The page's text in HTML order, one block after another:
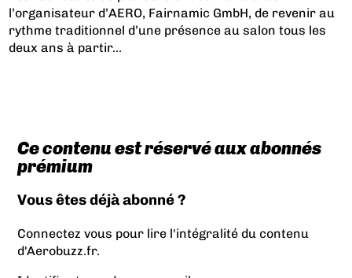
l’organisateur d’AERO, Fairnamic GmbH, de revenir au
rythme traditionnel d’une présence au salon tous les
deux ans à partir...
Ce contenu est réservé aux abonnés
prémium
Vous êtes déjà abonné ?
Connectez vous pour lire l'intégralité du contenu
d'Aerobuzz.fr.